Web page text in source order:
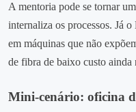
A mentoria pode se tornar
internaliza os processos. Já
em máquinas que não
de fibra de baixo custo ainda
Mini‑cenário: oficina